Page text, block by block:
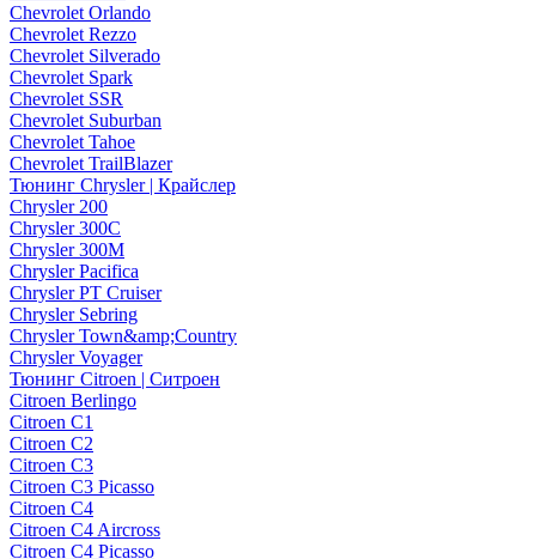
Chevrolet Orlando
Chevrolet Rezzo
Chevrolet Silverado
Chevrolet Spark
Chevrolet SSR
Chevrolet Suburban
Chevrolet Tahoe
Chevrolet TrailBlazer
Тюнинг Chrysler | Крайслер
Chrysler 200
Chrysler 300C
Chrysler 300M
Chrysler Pacifica
Chrysler PT Cruiser
Chrysler Sebring
Chrysler Town&amp;Country
Chrysler Voyager
Тюнинг Citroen | Ситроен
Citroen Berlingo
Citroen C1
Citroen C2
Citroen C3
Citroen C3 Picasso
Citroen C4
Citroen C4 Aircross
Citroen C4 Picasso